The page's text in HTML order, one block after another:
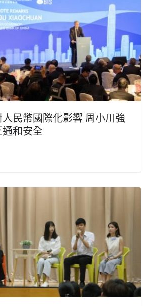
民幣國際化影響 周小川強
和安全